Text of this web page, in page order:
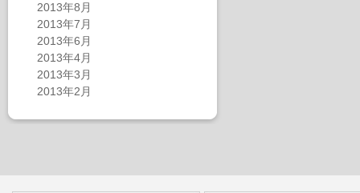
2013年8月
2013年7月
2013年6月
2013年4月
2013年3月
2013年2月